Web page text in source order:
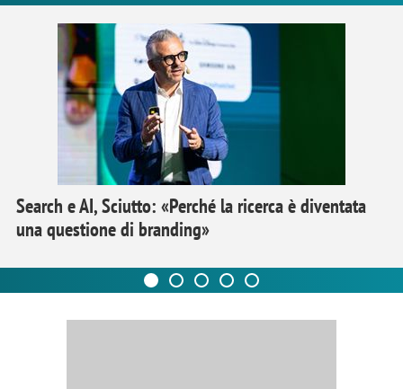
Search e AI, Sciutto: «Perché la ricerca è diventata
una questione di branding»